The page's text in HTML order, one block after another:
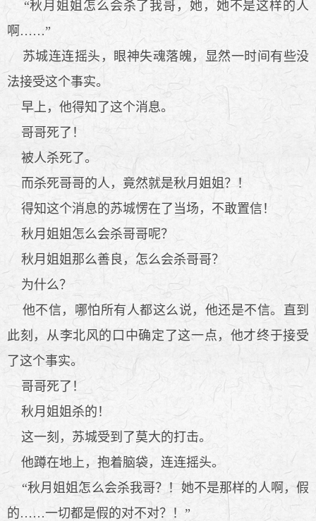
“秋月姐姐怎么会杀了我哥，她，她不是这样的人
啊……”
苏城连连摇头，眼神失魂落魄，显然一时间有些没
法接受这个事实。
早上，他得知了这个消息。
哥哥死了！
被人杀死了。
而杀死哥哥的人，竟然就是秋月姐姐？！
得知这个消息的苏城愣在了当场，不敢置信！
秋月姐姐怎么会杀哥哥呢？
秋月姐姐那么善良，怎么会杀哥哥？
为什么？
他不信，哪怕所有人都这么说，他还是不信。直到
此刻，从李北风的口中确定了这一点，他才终于接受
了这个事实。
哥哥死了！
秋月姐姐杀的！
这一刻，苏城受到了莫大的打击。
他蹲在地上，抱着脑袋，连连摇头。
“秋月姐姐怎么会杀我哥？！她不是那样的人啊，假
的……一切都是假的对不对？！”